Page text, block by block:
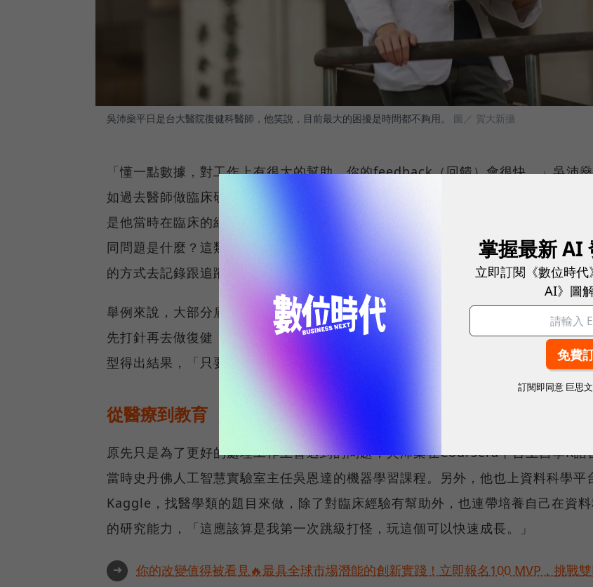
吳沛燊平日是台大醫院復健科醫師，他笑說，目前最大的困擾是時間都不夠用。 圖／ 賀大新攝
「懂一點數據，對工作上有很大的幫助，你的feedback（回饋）會很快。」吳沛
如過去醫師做臨床研究，遇到資料時需要假手醫院的工程部門，但懂資料就可以自
是他當時在臨床的經驗累積了2、300個病人，總會思考一個問題：到底這些病人常
同問題是什麼？這類問題通常怎麼去處理？大概的效果又是如何？於是他開始試著
的方式去記錄跟追蹤、分析資料。
舉例來說，大部分肩膀痛的人一開始他都建議做復健，大部分效果不好，但如果是
先打針再去做復健，成效就比較好。這時候就可以套上更複雜的模型，用小資料套
型得出結果，「只要能夠找到一些小小的pattern（模式），就可以大幅改善。」
從醫療到教育
原先只是為了更好的處理工作上會遇到的問題，吳沛燊在Coursera平台上自學R語
當時史丹佛人工智慧實驗室主任吳恩達的機器學習課程。另外，他也上資料科學平
Kaggle，找醫學類的題目來做，除了對臨床經驗有幫助外，也連帶培養自己在資
的研究能力，「這應該算是我第一次跳級打怪，玩這個可以快速成長。」
➜ 你的改變值得被看見🔥最具全球市場潛能的創新實踐！立即報名100 MVP，挑戰
掌握最新 AI
立即訂閱《數位時
AI》圖
訂閱即同意 巨思